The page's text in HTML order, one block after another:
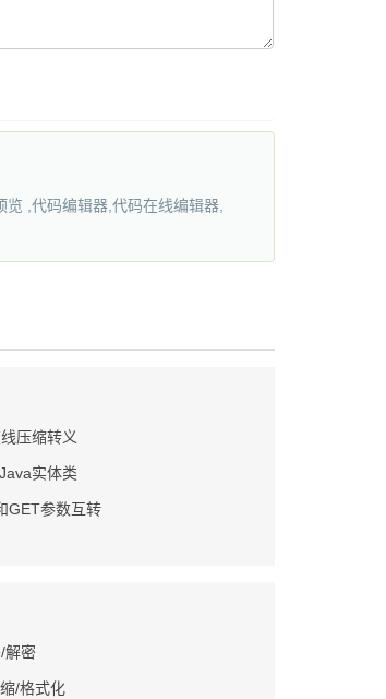
,代码编辑器,代码在线编辑器,
压缩转义
实体类
GET参数互转
解密
/格式化